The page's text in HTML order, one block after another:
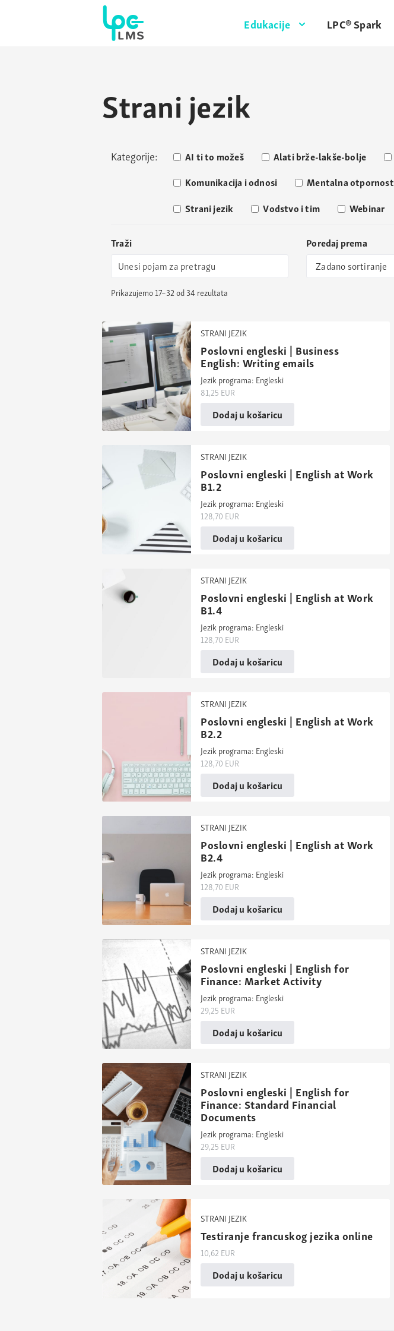
Edukacije LPC® Spark
Strani jezik
Kategorije: AI ti to možeš Alati brže-lakše-bolje
Komunikacija i odnosi
Mentalna otpornost
Strani jezik
Vodstvo i tim Webinar
Traži
Poredaj prema
Prikazujemo 17–32 od 34 rezultata
STRANI JEZIK
Poslovni engleski | Business
English: Writing emails
Jezik programa: Engleski
81,25 EUR
Dodaj u košaricu
STRANI JEZIK
Poslovni engleski | English at Work
B1.2
Jezik programa: Engleski
128,70 EUR
Dodaj u košaricu
STRANI JEZIK
Poslovni engleski | English at Work
B1.4
Jezik programa: Engleski
128,70 EUR
Dodaj u košaricu
STRANI JEZIK
Poslovni engleski | English at Work
B2.2
Jezik programa: Engleski
128,70 EUR
Dodaj u košaricu
STRANI JEZIK
Poslovni engleski | English at Work
B2.4
Jezik programa: Engleski
128,70 EUR
Dodaj u košaricu
STRANI JEZIK
Poslovni engleski | English for
Finance: Market Activity
Jezik programa: Engleski
29,25 EUR
Dodaj u košaricu
STRANI JEZIK
Poslovni engleski | English for
Finance: Standard Financial
Documents
Jezik programa: Engleski
29,25 EUR
Dodaj u košaricu
STRANI JEZIK
Testiranje francuskog jezika online
10,62 EUR
Dodaj u košaricu